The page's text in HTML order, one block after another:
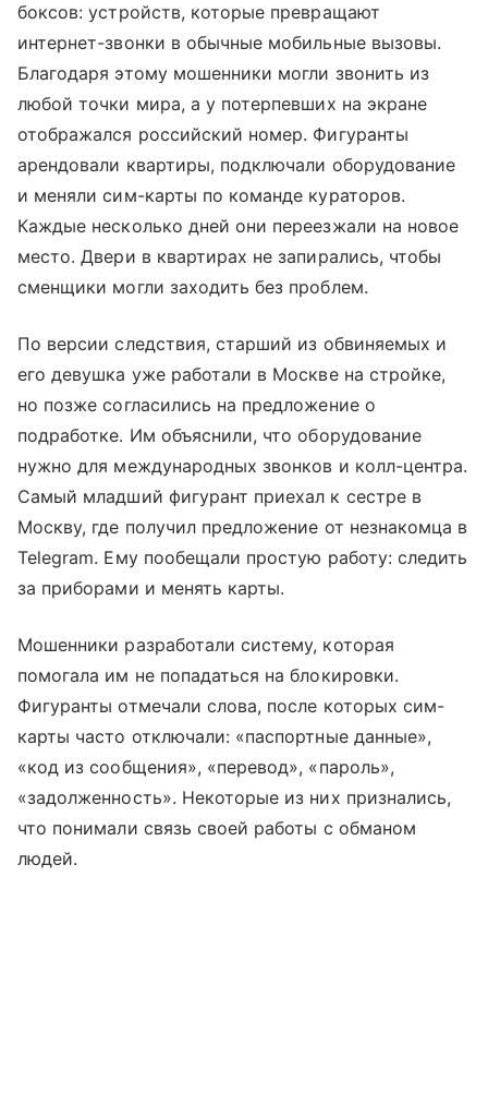
боксов: устройств, которые превращают
интернет-звонки в обычные мобильные вызовы.
Благодаря этому мошенники могли звонить из
любой точки мира, а у потерпевших на экране
отображался российский номер. Фигуранты
арендовали квартиры, подключали оборудование
и меняли сим-карты по команде кураторов.
Каждые несколько дней они переезжали на новое
место. Двери в квартирах не запирались, чтобы
сменщики могли заходить без проблем.
По версии следствия, старший из обвиняемых и
его девушка уже работали в Москве на стройке,
но позже согласились на предложение о
подработке. Им объяснили, что оборудование
нужно для международных звонков и колл-центра.
Самый младший фигурант приехал к сестре в
Москву, где получил предложение от незнакомца в
Telegram. Ему пообещали простую работу: следить
за приборами и менять карты.
Мошенники разработали систему, которая
помогала им не попадаться на блокировки.
Фигуранты отмечали слова, после которых сим-
карты часто отключали: «паспортные данные»,
«код из сообщения», «перевод», «пароль»,
«задолженность». Некоторые из них признались,
что понимали связь своей работы с обманом
людей.